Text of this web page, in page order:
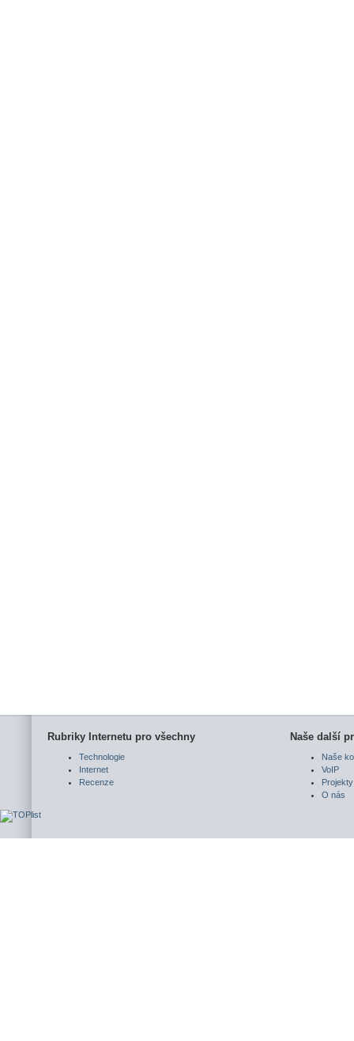
Rubriky Internetu pro všechny
Technologie
Internet
Recenze
Naše další
Naše
VoIP
Projekty
O nás